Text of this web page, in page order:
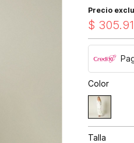
Precio
$ 305.
Color
Talla